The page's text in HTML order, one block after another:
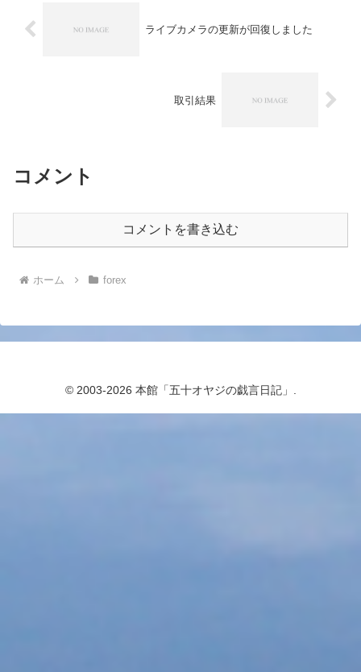
ライブカメラの更新が回復しました
取引結果
コメント
コメントを書き込む
ホーム forex
© 2003-2026 本館「五十オヤジの戯言日記」.